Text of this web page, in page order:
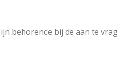
behorende bij de aan te